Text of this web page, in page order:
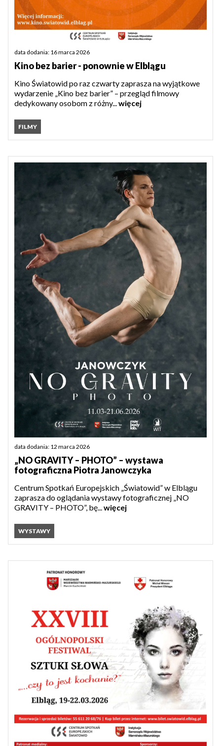
data dodania: 16 marca 2026
Kino bez barier - ponownie w Elblągu
Kino Światowid po raz czwarty zaprasza na wyjątkowe
wydarzenie „Kino bez barier” – przegląd filmowy
dedykowany osobom z różny... więcej
FILMY
data dodania: 12 marca 2026
„NO GRAVITY – PHOTO” – wystawa
fotograficzna Piotra Janowczyka
Centrum Spotkań Europejskich „Światowid” w Elblągu
zaprasza do oglądania wystawy fotograficznej „NO
GRAVITY – PHOTO”, bę... więcej
WYSTAWY